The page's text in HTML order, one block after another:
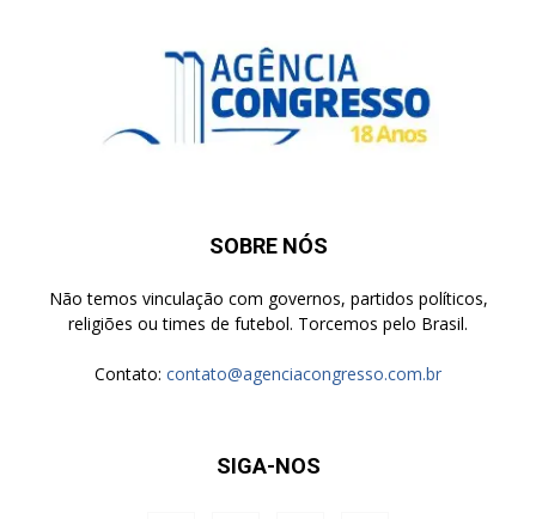
SOBRE NÓS
Não temos vinculação com governos, partidos políticos,
religiões ou times de futebol. Torcemos pelo Brasil.
Contato: contato@agenciacongresso.com.br
SIGA-NOS